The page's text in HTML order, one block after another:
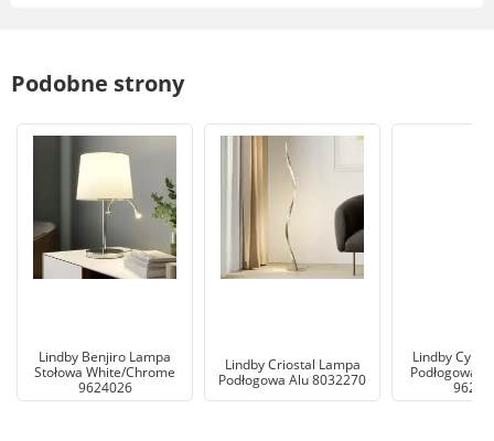
Podobne strony
Lindby Benjiro Lampa
Stołowa White/Chrome
9624026
Lindby Criostal Lampa
Podłogowa Alu 8032270
Lindby
Podłogowa